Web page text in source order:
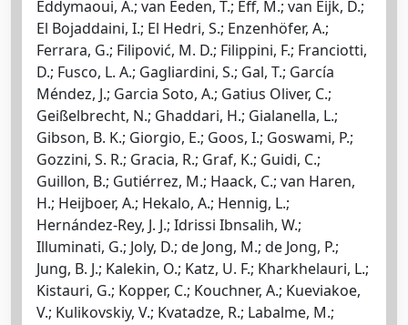
Eddymaoui, A.; van Eeden, T.; Eff, M.; van Eijk, D.;
El Bojaddaini, I.; El Hedri, S.; Enzenhöfer, A.;
Ferrara, G.; Filipović, M. D.; Filippini, F.; Franciotti,
D.; Fusco, L. A.; Gagliardini, S.; Gal, T.; García
Méndez, J.; Garcia Soto, A.; Gatius Oliver, C.;
Geißelbrecht, N.; Ghaddari, H.; Gialanella, L.;
Gibson, B. K.; Giorgio, E.; Goos, I.; Goswami, P.;
Gozzini, S. R.; Gracia, R.; Graf, K.; Guidi, C.;
Guillon, B.; Gutiérrez, M.; Haack, C.; van Haren,
H.; Heijboer, A.; Hekalo, A.; Hennig, L.;
Hernández-Rey, J. J.; Idrissi Ibnsalih, W.;
Illuminati, G.; Joly, D.; de Jong, M.; de Jong, P.;
Jung, B. J.; Kalekin, O.; Katz, U. F.; Kharkhelauri, L.;
Kistauri, G.; Kopper, C.; Kouchner, A.; Kueviakoe,
V.; Kulikovskiy, V.; Kvatadze, R.; Labalme, M.;